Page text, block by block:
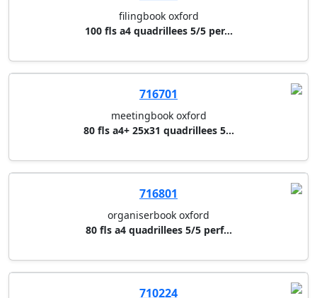
organiserbook oxford
80 fls a4 quadrillees 5/5 perf...
710224
cahier 24 x 32 cm clairefontai...
48 fls seyes 63361 - couvertur...
701135
cahier recycle 70 g forever
48 fls 17 x 22 cm quadrillees...
701145